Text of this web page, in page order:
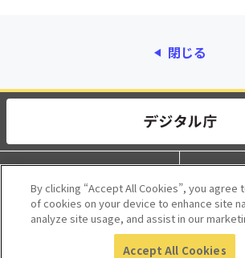
閉じる
動作環境
利用規約 ア
© 2017 Digital Agency, Government of Japan.
By clicking “Accept All Cookies”, you agree
of cookies on your device to enhance site
analyze site usage, and assist in our
Accept All Cookies